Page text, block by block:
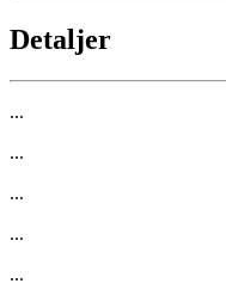
Detaljer
...
...
...
...
...